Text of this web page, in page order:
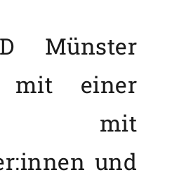
Münster
mit einer
mit
und